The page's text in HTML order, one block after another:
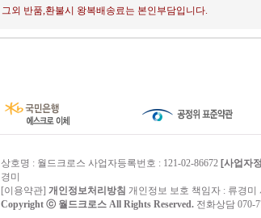
그외 반품,환불시 왕복배송료는 본인부담입니다.
상호명 : 월드크로스 사업자등록번호 : 121-02-86672 [사업자
경미
[이용약관] 개인정보처리방침 개인정보 보호 책임자 : 류경미
Copyright ⓒ 월드크로스All Rights Reserved.전화상담 070-